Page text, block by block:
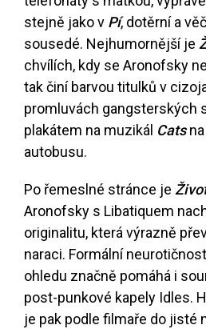
stejně jako v Pí, dotěrní a
sousedé. Nejhumornější je
chvílích, kdy se Aronofsky
tak činí barvou titulků v
promluvách gangsterských
plakátem na muzikál Catsna
autobusu.
Po řemeslné stránce je
Aronofsky s Libatiquem
originalitu, která výrazně
naraci. Formální
ohledu značně pomáhá i
post-punkové kapely Idles.
je pak podle filmaře do jisté